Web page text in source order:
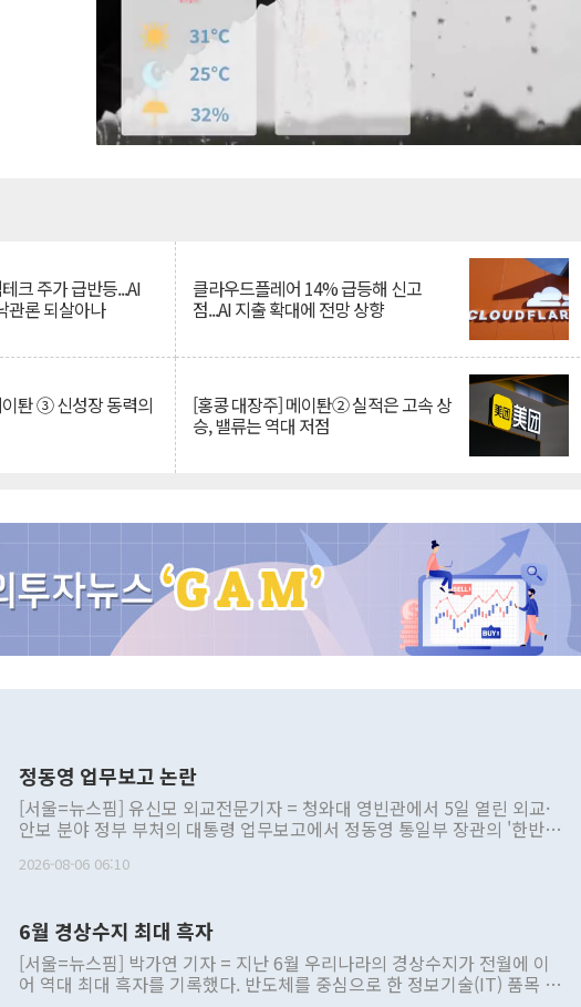
크 주가 급반등...AI
관론 되살아나
클라우드플레어 14% 급등해 신고
점...AI 지출 확대에 전망 상향
퇀 ③ 신성장 동력의 [홍콩 대장주] 메이퇀② 실적은 고속 상
승, 밸류는 역대 저점
정동영 업무보고 논란
[서울=뉴스핌] 유신모 외교전문기자 = 청와대 영빈관에서 5일 열린 외교·
안보 분야 정부 부처의 대통령 업무보고에서 정동영 통일부 장관의 '한반도
발언 중에는 정부 내 조율을 거치지 않은 사안을 정책으로 추진하겠다고 공
주의적 희망에 근거한 비현실적 구상'이라는 비판을 내놨다. 그동안 정 장
관의 대북 정책 관련 발언이 물의를 빚은 적은 여러 번 있지만 대통령과 유
관 부처 장관이 공개적으로 부정적 입장을 표명한 것은 이례적이다. 정 장
관의 무리한 대북 접근법과 월권을 제어해야 한다는 목소리도 높아지고 있
2026-08-06 06:10
6월 경상수지 최대 흑자
[서울=뉴스핌] 박가연 기자 = 지난 6월 우리나라의 경상수지가 전월에 이
어 역대 최대 흑자를 기록했다. 반도체를 중심으로 한 정보기술(IT) 품목 수